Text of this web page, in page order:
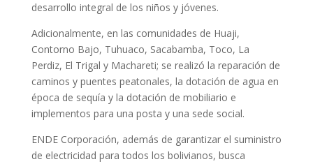
desarrollo integral de los niños y jóvenes.
Adicionalmente, en las comunidades de Huaji,
Contorno Bajo, Tuhuaco, Sacabamba, Toco, La
Perdiz, El Trigal y Machareti; se realizó la reparación de
caminos y puentes peatonales, la dotación de agua en
época de sequía y la dotación de mobiliario e
implementos para una posta y una sede social.
ENDE Corporación, además de garantizar el suministro
de electricidad para todos los bolivianos, busca